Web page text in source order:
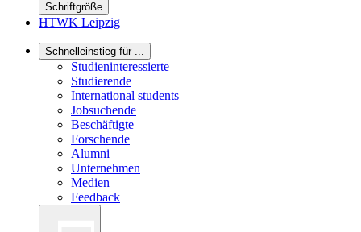
Schriftgröße
HTWK Leipzig
Schnelleinstieg für ...
Studieninteressierte
Studierende
International students
Jobsuchende
Beschäftigte
Forschende
Alumni
Unternehmen
Medien
Feedback